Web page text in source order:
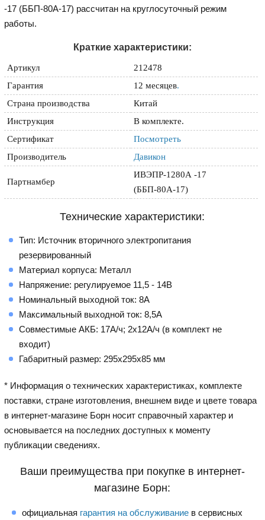
-17 (ББП-80А-17) рассчитан на круглосуточный режим
работы.
Краткие характеристики:
Артикул
212478
Гарантия
12 месяцев.
Страна производства
Китай
Инструкция
В комплекте.
Сертификат
Посмотреть
Производитель
Давикон
Партнамбер
ИВЭПР-1280А -17
(ББП-80А-17)
Технические характеристики:
Тип: Источник вторичного электропитания
резервированный
Материал корпуса: Металл
Напряжение: регулируемое 11,5 - 14В
Номинальный выходной ток: 8А
Максимальный выходной ток: 8,5А
Совместимые АКБ: 17А/ч; 2х12А/ч (в комплект не
входит)
Габаритный размер: 295х295х85 мм
* Информация о технических характеристиках, комплекте
поставки, стране изготовления, внешнем виде и цвете товара
в интернет-магазине Борн носит справочный характер и
основывается на последних доступных к моменту
публикации сведениях.
Ваши преимущества при покупке в интернет-
магазине Борн:
официальная гарантия на обслуживание в сервисных